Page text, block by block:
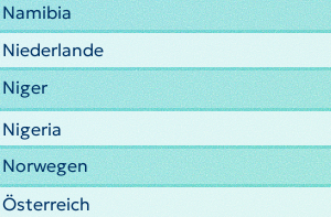
Namibia
Niederlande
Niger
Nigeria
Norwegen
Österreich